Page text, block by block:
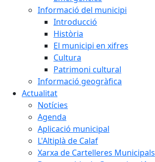
Informació del municipi
Introducció
Història
El municipi en xifres
Cultura
Patrimoni cultural
Informació geogràfica
Actualitat
Notícies
Agenda
Aplicació municipal
L'Altiplà de Calaf
Xarxa de Cartelleres Municipals